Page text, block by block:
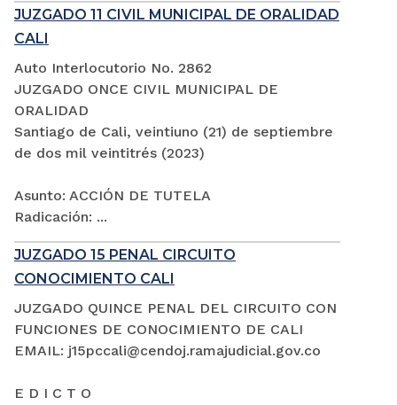
JUZGADO 11 CIVIL MUNICIPAL DE ORALIDAD
CALI
Auto Interlocutorio No. 2862
JUZGADO ONCE CIVIL MUNICIPAL DE
ORALIDAD
Santiago de Cali, veintiuno (21) de septiembre
de dos mil veintitrés (2023)
Asunto: ACCIÓN DE TUTELA
Radicación: ...
JUZGADO 15 PENAL CIRCUITO
CONOCIMIENTO CALI
JUZGADO QUINCE PENAL DEL CIRCUITO CON
FUNCIONES DE CONOCIMIENTO DE CALI
EMAIL: j15pccali@cendoj.ramajudicial.gov.co
E D I C T O